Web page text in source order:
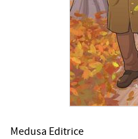
Medusa Editrice